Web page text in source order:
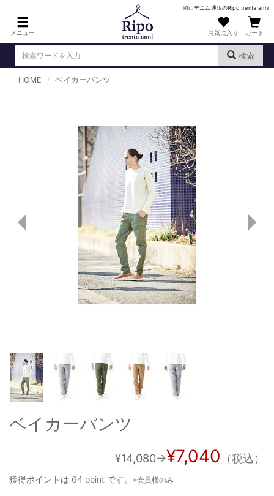
メニュー
岡山デニム通販のRipo trenta anni
お気に入り カート
検索
DENIM : デニム
PANTS : パンツ
TOPS : トップス
T-SHIRT : Tシャツ
KNIT : ニット
SHIRT : シャツ
OUTERS : アウター
PANTS/SKIRT : パンツ・スカート
TOPS : トップス
OUTERS : アウター
OUTLET : アウトレット
LADIES : レディース
HOME ベイカーパンツ
ベイカーパンツ
¥14,080→¥7,040 （税込）
獲得ポイントは 64 point です。 ※会員様のみ